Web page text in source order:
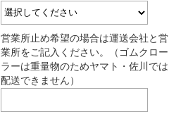
営業所止め希望の場合は運送会社と営
業所をご記入ください。（ゴムクロー
ラーは重量物のためヤマト・佐川では
配送できません）